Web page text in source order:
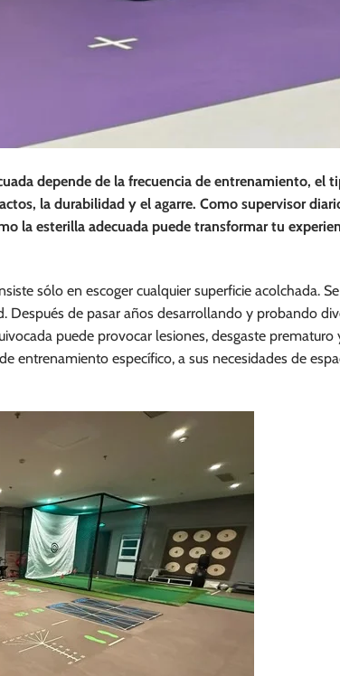
depende de la frecuencia de entrenamiento, el
la durabilidad y el agarre. Como supervisor
la esterilla adecuada puede transformar tu
sólo en escoger cualquier superficie acolchada.
Después de pasar años desarrollando y probando
puede provocar lesiones, desgaste prematuro
entrenamiento específico, a sus necesidades de